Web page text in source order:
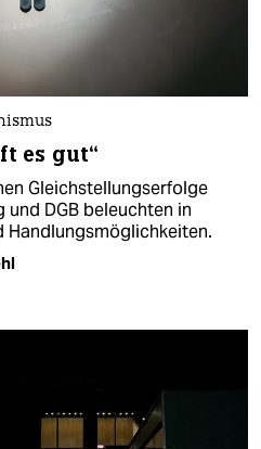
es gut“
Gleichstellungserfolge
DGB beleuchten in
Handlungsmöglichkeiten.